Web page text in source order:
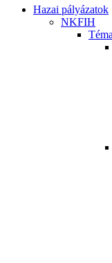
Hazai pályázatok
NKFIH